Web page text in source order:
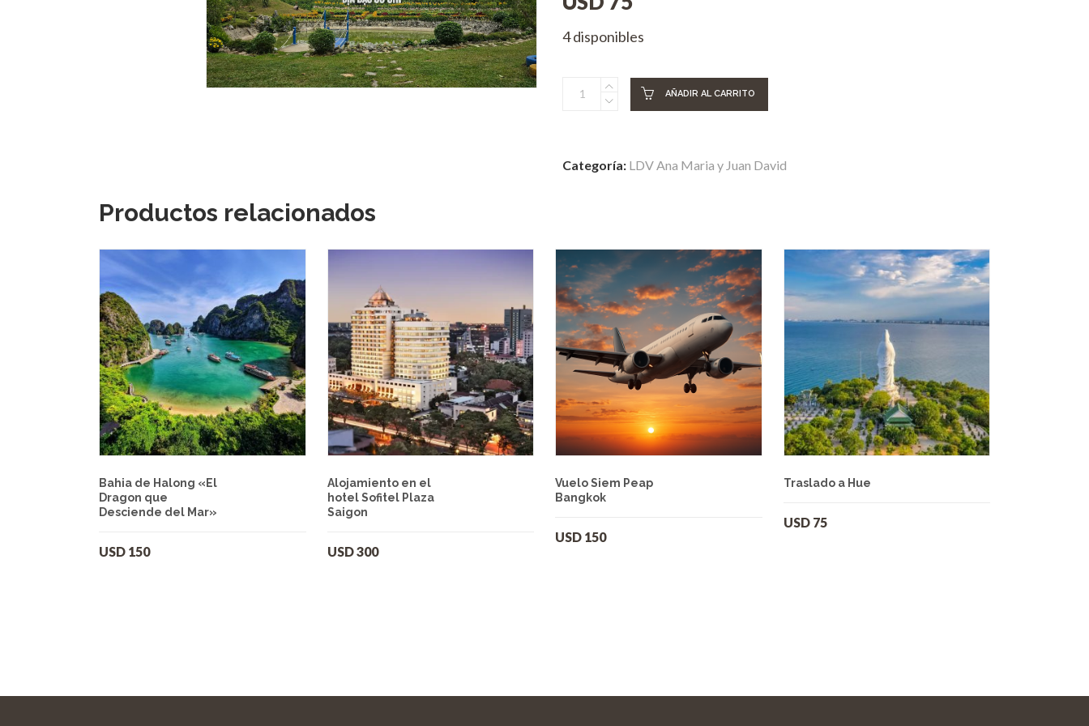
4 disponibles
Visita
Visita
a
Saigon
quantity
AÑADIR AL CARRITO
Categoría: LDV Ana Maria y Juan David
Productos relacionados
Bahia de Halong «El
Dragon que
Desciende del Mar»
USD 150
Alojamiento en el
hotel Sofitel Plaza
Saigon
USD300
Vuelo Siem Peap
Bangkok
USD 150
Traslado a Hue
USD 75